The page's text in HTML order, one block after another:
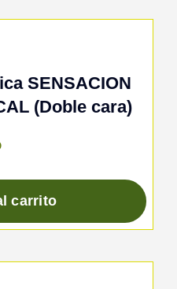
SENSACION
(Doble cara)
carrito